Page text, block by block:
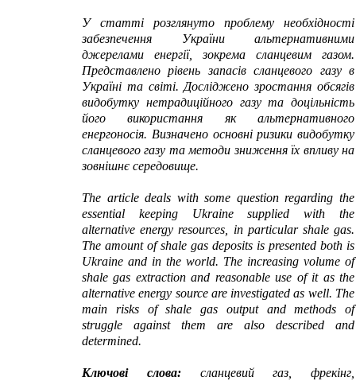
У статті розглянуто проблему необхідності
забезпечення України альтернативними
джерелами енергії, зокрема сланцевим газом.
Представлено рівень запасів сланцевого газу в
Україні та світі. Досліджено зростання обсягів
видобутку нетрадиційного газу та доцільність
його використання як альтернативного
енергоносія. Визначено основні ризики видобутку
сланцевого газу та методи зниження їх впливу на
зовнішнє середовище.
The article deals with some question regarding the
essential keeping Ukraine supplied with the
alternative energy resources, in particular shale gas.
The amount of shale gas deposits is presented both is
Ukraine and in the world. The increasing volume of
shale gas extraction and reasonable use of it as the
alternative energy source are investigated as well. The
main risks of shale gas output and methods of
struggle against them are also described and
determined.
Ключові слова: сланцевий газ, фрекінг,